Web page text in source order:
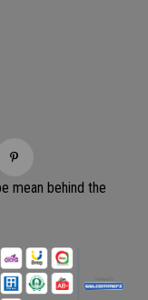
mean behind the